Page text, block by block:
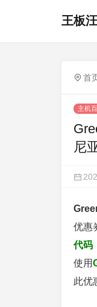
王板
首
主机
尼
优惠
代码
使用
此优